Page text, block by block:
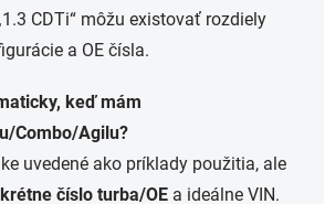
CDTi“ môžu existovať rozdiely
a OE čísla.
keď mám
Combo/Agilu?
uvedené ako príklady použitia, ale
číslo turba/OE a ideálne VIN.